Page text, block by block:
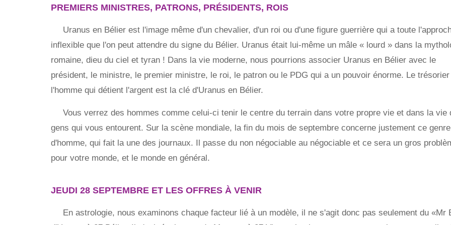
PREMIERS MINISTRES, PATRONS, PRÉSIDENTS, ROIS
Uranus en Bélier est l'image même d'un chevalier, d'un roi ou d'une figure guerrière qui a toute
inflexible que l'on peut attendre du signe du Bélier. Uranus était lui-même un mâle « lourd » dans la
romaine, dieu du ciel et tyran ! Dans la vie moderne, nous pourrions associer Uranus en Bélier avec le
président, le ministre, le premier ministre, le roi, le patron ou le PDG qui a un pouvoir énorme. Le trésorier
l'homme qui détient l'argent est la clé d'Uranus en Bélier.
Vous verrez des hommes comme celui-ci tenir le centre du terrain dans votre propre vie et dans la vie
gens qui vous entourent. Sur la scène mondiale, la fin du mois de septembre concerne justement ce genre
d'homme, qui fait la une des journaux. Il passe du non négociable au négociable et ce sera un gros
pour votre monde, et le monde en général.
JEUDI 28 SEPTEMBRE ET LES OFFRES À VENIR
En astrologie, nous examinons chaque facteur lié à un modèle, il ne s'agit donc pas seulement du «Mr